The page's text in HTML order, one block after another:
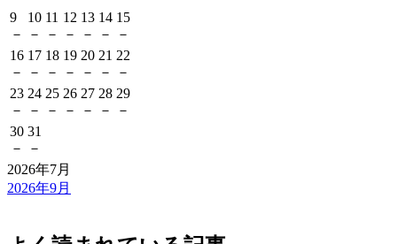
9
－
10
－
11
－
12
－
13
－
14
－
15
－
16
－
17
－
18
－
19
－
20
－
21
－
22
－
23
－
24
－
25
－
26
－
27
－
28
－
29
－
30
－
31
－
2026年7月
2026年9月